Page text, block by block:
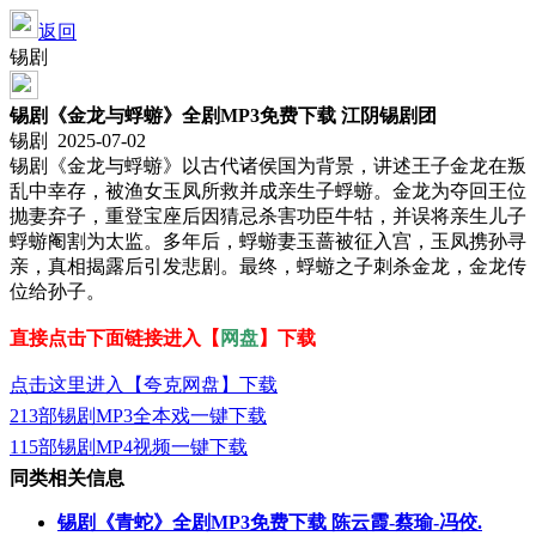
返回
锡剧
锡剧《金龙与蜉蝣》全剧MP3免费下载 江阴锡剧团
锡剧 2025-07-02
锡剧《金龙与蜉蝣》以古代诸侯国为背景，讲述王子金龙在叛
乱中幸存，被渔女玉凤所救并成亲生子蜉蝣。金龙为夺回王位
抛妻弃子，重登宝座后因猜忌杀害功臣牛牯，并误将亲生儿子
蜉蝣阉割为太监。多年后，蜉蝣妻玉蔷被征入宫，玉凤携孙寻
亲，真相揭露后引发悲剧。最终，蜉蝣之子刺杀金龙，金龙传
位给孙子。
直接点击下面链接进入【 网盘】下载
点击这里进入【夸克网盘】下载
213部锡剧MP3全本戏一键下载
115部锡剧MP4视频一键下载
同类相关信息
锡剧《青蛇》全剧MP3免费下载 陈云霞-蔡瑜-冯佼.